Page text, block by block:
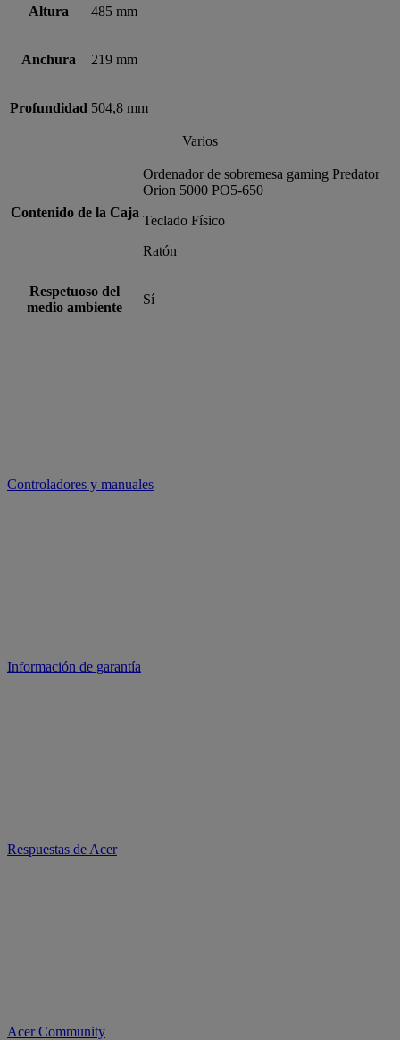
Altura 485 mm
Anchura 219 mm
Profundidad 504,8 mm
Varios
Contenido de la Caja
Ordenador de sobremesa gaming Predator
Orion 5000 PO5-650
Teclado Físico
Ratón
Respetuoso del
medio ambiente
Sí
Controladores y manuales
Información de garantía
Respuestas de Acer
Acer Community